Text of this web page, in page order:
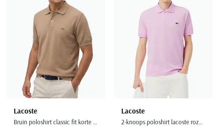
Lacoste
Bruin poloshirt classic fit korte mouw gebreid
Lacoste
2-knoops poloshirt lacoste roze pique